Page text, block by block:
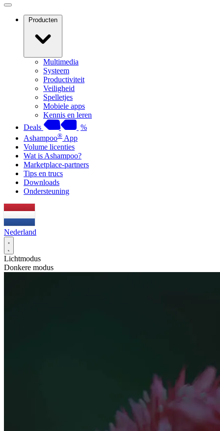
Producten
Multimedia
Systeem
Productiviteit
Veiligheid
Spelletjes
Mobiele apps
Kennis en leren
Deals
%
Ashampoo® App
Volume licenties
Wat is Ashampoo?
Marketplace-partners
Tips en trucs
Downloads
Ondersteuning
Nederland
Lichtmodus
Donkere modus